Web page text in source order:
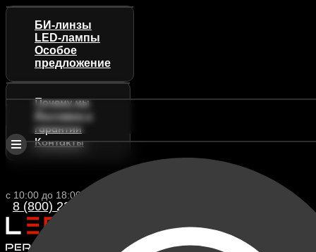
с 10:00 до 18:00 (МСК)
8 (800) 222 88-13
БИ-линзы
LED-лампы
Особое
предложение
Почему мы
Доставка и
гарантии
Контакты